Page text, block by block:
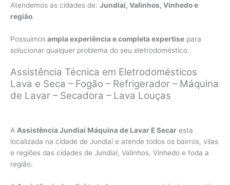
Atendemos as cidades de: Jundiaí, Valinhos, Vinhedo e
região.
Possuímosampla experiência e completa expertise para
solucionar qualquer problema do seu eletrodoméstico.
Assistência Técnica em Eletrodomésticos
Lava e Seca – Fogão – Refrigerador – Máquina
de Lavar – Secadora – Lava Louças
A Assistência Jundiaí Máquina de Lavar E Secar esta
localizada na cidade de Jundiaí e atende todos os bairros, vilas
e regiões das cidades de Jundiaí, Valinhos, Vinhedo e toda a
região.